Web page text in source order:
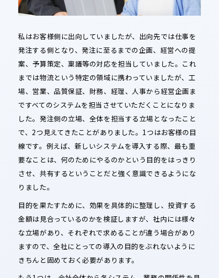
私はお客様側に出向していましたが、出向先では仕事を
発注する側となり、発注に至るまでの企画、経営への提
案、予算策定、稟議等の対応を担当していました。これ
までは物流という特定の領域に携わっていましたが、工
場、営業、品質保証、財務、経理、人事から経営企画ま
ですべてのシステムを担当させていただくことになりま
した。発注側の立場、全体を担当する立場となったこと
で、2つ見えてきたことがありました。1つはお客様の目
線です。例えば、新しいシステムを導入する際、最も重
要なことは、何のためにやるのかという目的をはっきり
させ、共有するということだと強く意識できるようにな
りました。
目的を果たすために、効果を具体的に整理し、投資する
金額は見合っているのかを検証しますが、社内には様々
な立場があり、それぞれで求めることが違う場合があり
ますので、全社にとっての導入の目的をぶれないように
きちんと固めておく必要があります。